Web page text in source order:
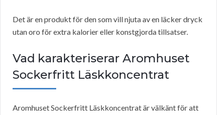
Det är en produkt för den som vill njuta av en läcker dryck
utan oro för extra kalorier eller konstgjorda tillsatser.
Vad karakteriserar Aromhuset
Sockerfritt Läskkoncentrat
Aromhuset Sockerfritt Läskkoncentrat är välkänt för att